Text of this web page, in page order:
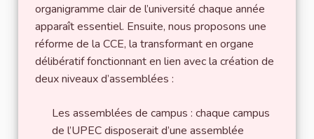
organigramme clair de l’université chaque année
apparaît essentiel. Ensuite, nous proposons une
réforme de la CCE, la transformant en organe
délibératif fonctionnant en lien avec la création de
deux niveaux d’assemblées :
Les assemblées de campus : chaque campus
de l’UPEC disposerait d’une assemblée